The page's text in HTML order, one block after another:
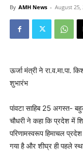
By AMH News - August 25,
ऊर्जा मंत्री ने रा.व.मा.पा.
शुभारंभ
पांवटा साहिब 25 अगस्त-
चौधरी ने कहा कि प्रदेश में
परिणामस्वरूप हिमाचल
गया है और शीघ्र ही पहले